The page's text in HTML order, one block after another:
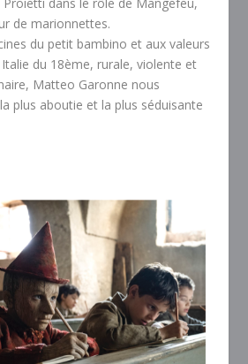
de marionnettes.
du petit bambino et aux valeurs
Italie du 18ème, rurale, violente et
Matteo Garonne nous
plus aboutie et la plus séduisante